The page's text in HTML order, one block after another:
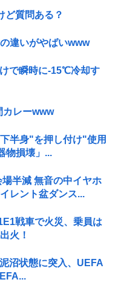
ど質問ある？
違いがやばいwww
で瞬時に-15℃冷却す
カレーwww
半身"を押し付け"使用
物損壊」...
場半減 無音の中イヤホ
レント盆ダンス...
戦車で火災、乗員は
火！
沼状態に突入、UEFA